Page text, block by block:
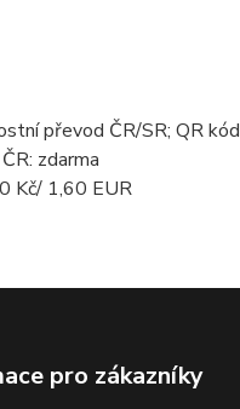
převod ČR/SR; QR kód
zdarma
Kč/ 1,60 EUR
pro zákazníky